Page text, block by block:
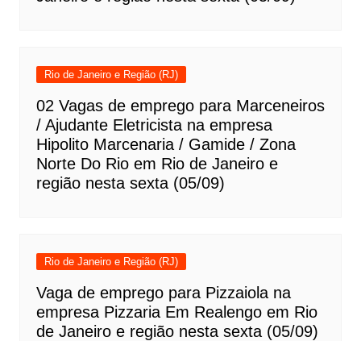
Rio de Janeiro e Região (RJ)
02 Vagas de emprego para Marceneiros
/ Ajudante Eletricista na empresa
Hipolito Marcenaria / Gamide / Zona
Norte Do Rio em Rio de Janeiro e
região nesta sexta (05/09)
Rio de Janeiro e Região (RJ)
Vaga de emprego para Pizzaiola na
empresa Pizzaria Em Realengo em Rio
de Janeiro e região nesta sexta (05/09)